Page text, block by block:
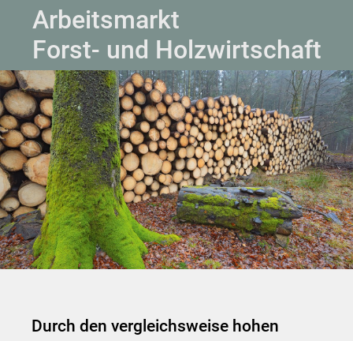
Arbeitsmarkt
Forst- und Holzwirtschaft
Durch den vergleichsweise hohen